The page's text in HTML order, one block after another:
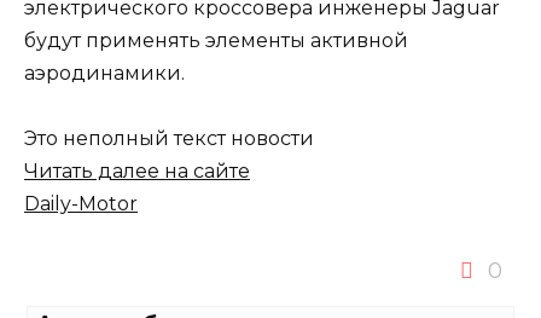
электрического кроссовера инженеры Jaguar
будут применять элементы активной
аэродинамики.
Это неполный текст новости
Читать далее на сайте
Daily-Motor
0